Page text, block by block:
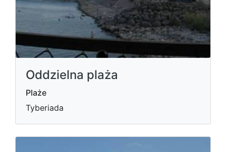
Oddzielna plaża
Plaże
Tyberiada